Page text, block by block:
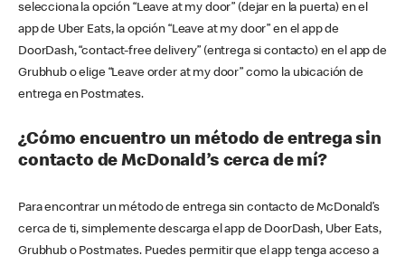
selecciona la opción “Leave at my door” (dejar en la puerta) en el
app de Uber Eats, la opción “Leave at my door” en el app de
DoorDash, “contact-free delivery” (entrega si contacto) en el app de
Grubhub o elige “Leave order at my door” como la ubicación de
entrega en Postmates.
¿Cómo encuentro un método de entrega sin
contacto de McDonald’s cerca de mí?
Para encontrar un método de entrega sin contacto de McDonald’s
cerca de ti, simplemente descarga el app de DoorDash, Uber Eats,
Grubhub o Postmates. Puedes permitir que el app tenga acceso a